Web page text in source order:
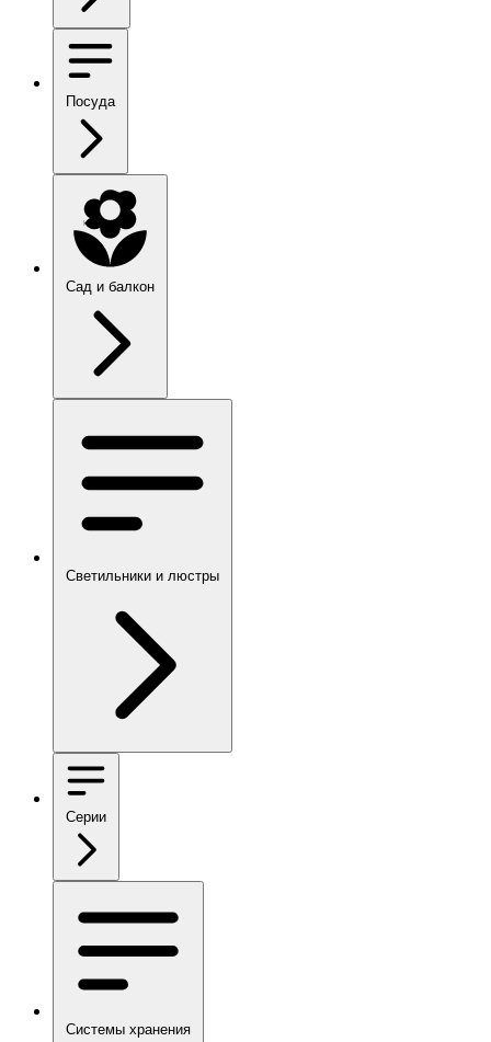
Посуда
Сад и балкон
Светильники и люстры
Серии
Системы хранения